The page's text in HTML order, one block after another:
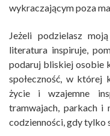
wykraczającym poza
Jeżeli podzielasz
literatura inspiruje,
podaruj bliskiej osobie
społeczność, w której
życie i wzajemne
tramwajach, parkach i
codzienności, gdy tylko